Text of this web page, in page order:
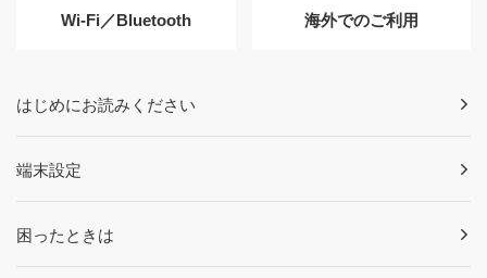
Wi-Fi／Bluetooth 海外でのご利用
はじめにお読みください
端末設定
困ったときは